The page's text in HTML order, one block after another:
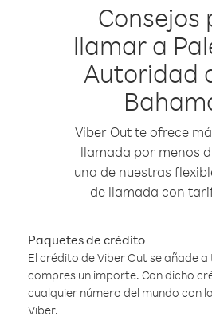
Consejos
llamar a
Autoridad
Viber Out te ofrece
llamada por menos
una de nuestras
de llamada con
Paquetes de crédito
El crédito de Viber Out se añade
compres un importe. Con dicho
cualquier número del mundo con
Viber.